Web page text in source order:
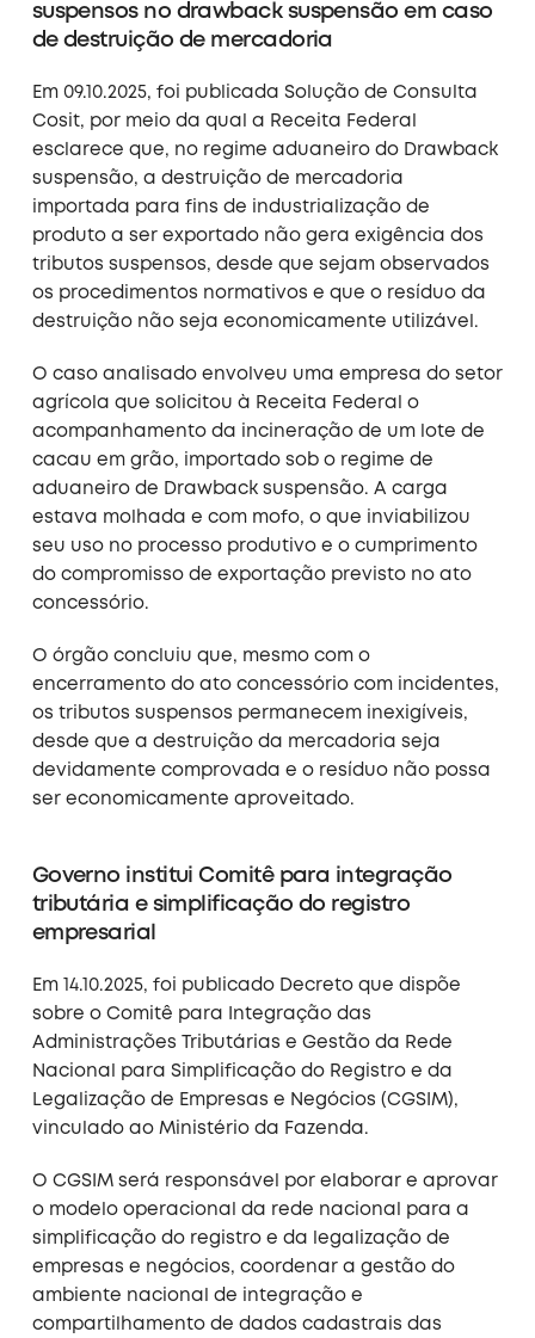
suspensos no drawback suspensão em caso
de destruição de mercadoria
Em 09.10.2025, foi publicada Solução de Consulta
Cosit, por meio da qual a Receita Federal
esclarece que, no regime aduaneiro do Drawback
suspensão, a destruição de mercadoria
importada para fins de industrialização de
produto a ser exportado não gera exigência dos
tributos suspensos, desde que sejam observados
os procedimentos normativos e que o resíduo da
destruição não seja economicamente utilizável.
O caso analisado envolveu uma empresa do setor
agrícola que solicitou à Receita Federal o
acompanhamento da incineração de um lote de
cacau em grão, importado sob o regime de
aduaneiro de Drawback suspensão. A carga
estava molhada e com mofo, o que inviabilizou
seu uso no processo produtivo e o cumprimento
do compromisso de exportação previsto no ato
concessório.
O órgão concluiu que, mesmo com o
encerramento do ato concessório com incidentes,
os tributos suspensos permanecem inexigíveis,
desde que a destruição da mercadoria seja
devidamente comprovada e o resíduo não possa
ser economicamente aproveitado.
Governo institui Comitê para integração
tributária e simplificação do registro
empresarial
Em 14.10.2025, foi publicado Decreto que dispõe
sobre o Comitê para Integração das
Administrações Tributárias e Gestão da Rede
Nacional para Simplificação do Registro e da
Legalização de Empresas e Negócios (CGSIM),
vinculado ao Ministério da Fazenda.
O CGSIM será responsável por elaborar e aprovar
o modelo operacional da rede nacional para a
simplificação do registro e da legalização de
empresas e negócios, coordenar a gestão do
ambiente nacional de integração e
compartilhamento de dados cadastrais das